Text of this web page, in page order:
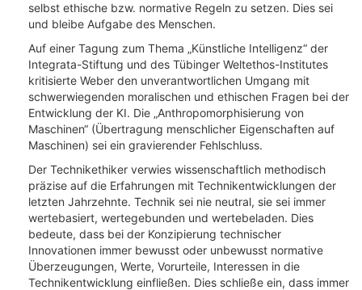
selbst ethische bzw. normative Regeln zu setzen. Dies sei
und bleibe Aufgabe des Menschen.
Auf einer Tagung zum Thema „Künstliche Intelligenz“ der
Integrata-Stiftung und des Tübinger Weltethos-Institutes
kritisierte Weber den unverantwortlichen Umgang mit
schwerwiegenden moralischen und ethischen Fragen bei der
Entwicklung der KI. Die „Anthropomorphisierung von
Maschinen“ (Übertragung menschlicher Eigenschaften auf
Maschinen) sei ein gravierender Fehlschluss.
Der Technikethiker verwies wissenschaftlich methodisch
präzise auf die Erfahrungen mit Technikentwicklungen der
letzten Jahrzehnte. Technik sei nie neutral, sie sei immer
wertebasiert, wertegebunden und wertebeladen. Dies
bedeute, dass bei der Konzipierung technischer
Innovationen immer bewusst oder unbewusst normative
Überzeugungen, Werte, Vorurteile, Interessen in die
Technikentwicklung einfließen. Dies schließe ein, dass immer